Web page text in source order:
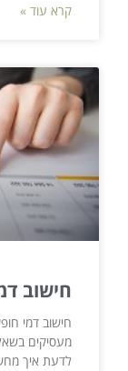
קרא עוד »
חישוב
חישוב דמי
מעסיקים
לדעת איך